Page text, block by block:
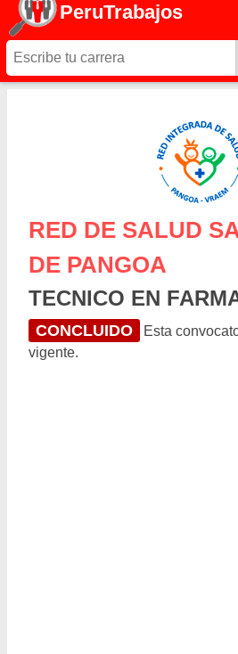
PeruTrabajos
RED DE SALUD
DE PANGOA
TECNICO EN
CONCLUIDO
Esta
vigente.